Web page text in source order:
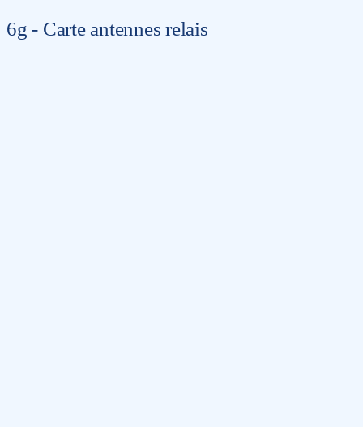
6g - Carte antennes relais